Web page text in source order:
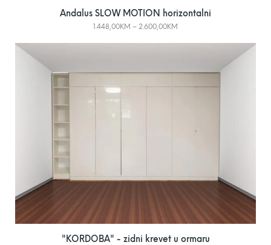
Andalus SLOW MOTION horizontalni
1.448,00KM – 2.600,00KM
"KORDOBA" - zidni krevet u ormaru